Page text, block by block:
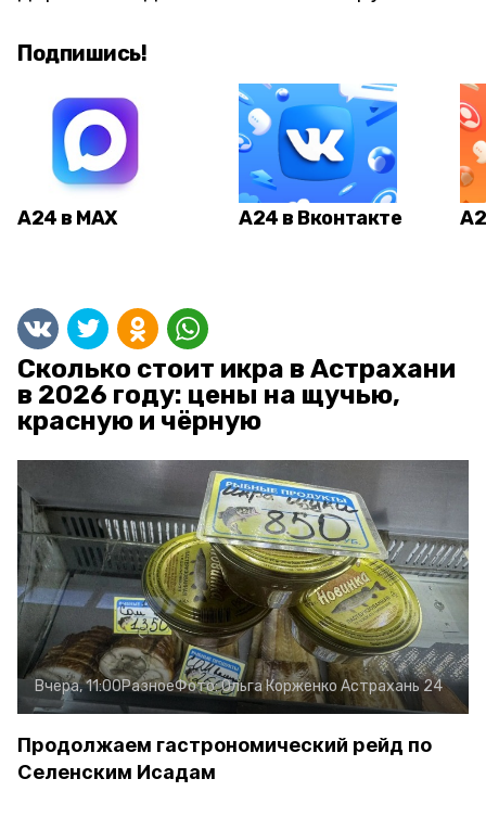
Подпишись!
А24 в MAX А24 в Вконтакте
Сколько стоит икра в Астрахани
в 2026 году: цены на щучью,
красную и чёрную
Вчера, 11:00РазноеФото:Ольга Корженко Астрахань 24
Продолжаем гастрономический рейд по
Селенским Исадам